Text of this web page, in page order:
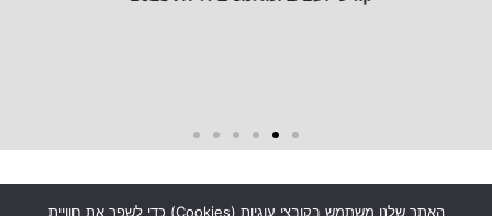
האתר שלנו משתמש בקובצי עוגיות (Cookies) כדי לשפר את חוויית